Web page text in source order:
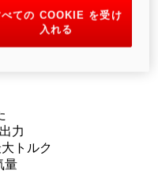
大トルク
重量（燃料を除く）
力
トルク
量
べての COOKIE を受け
入れる